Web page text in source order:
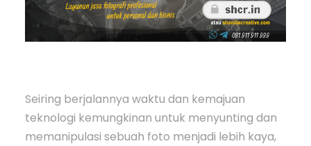
Seiring berjalannya waktu dan kemajuan
teknologi kemungkinan untuk menyunting dan
memanipulasi sebuah foto menjadi lebih kaya,